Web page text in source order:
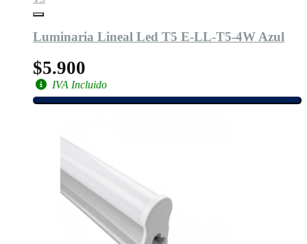
Luminaria Lineal Led T5 E-LL-T5-4W Azul
$5.900
IVA Incluido